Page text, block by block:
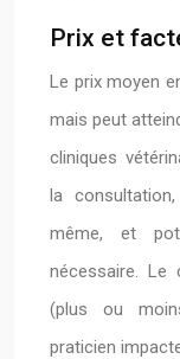
Prix et
Le prix moyen
mais peut
cliniques
la
même, et
nécessaire. Le
(plus ou
praticien